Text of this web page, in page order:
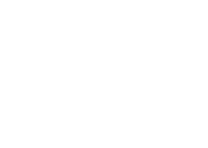
и кабельное телевиденье,